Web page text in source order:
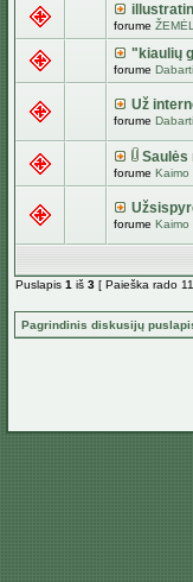
forume
"kiaulių
forume
Už
forume
Saulės
forume Kaimo
forume Kaimo
Puslapis 1 iš 3 [ Paieška rado
Pagrindinis diskusijų